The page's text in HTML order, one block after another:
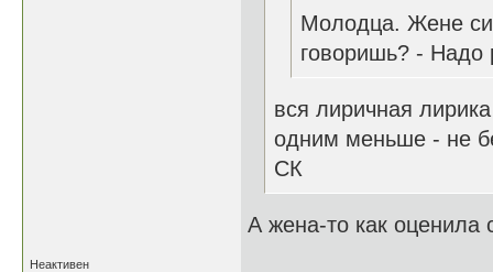
Молодца. Жене
говоришь? - Надо
вся лиричная
одним меньше - не
СК
А жена-то как оценила
Неактивен